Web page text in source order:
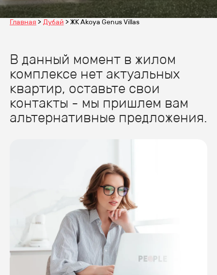
Главная Дубай ЖК Akoya Genus Villas
В данный момент в жилом
комплексе нет актуальных
квартир, оставьте свои
контакты - мы пришлем вам
альтернативные предложения.